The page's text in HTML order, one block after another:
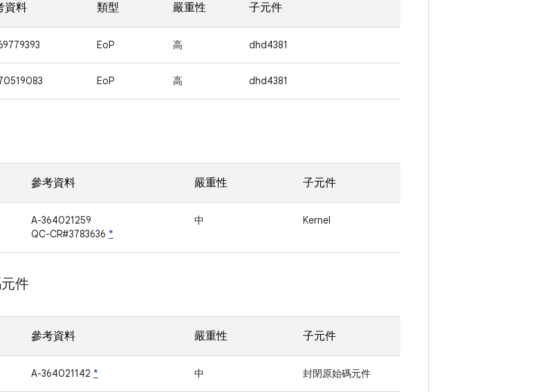
資料 類型 嚴重性 子元件
EoP 高 dhd4381
EoP 高 dhd4381
參考資料 嚴重性 子元件
A-364021259
QC-CR#3783636 *
中 Kernel
件
參考資料 嚴重性 子元件
A-364021142 * 中 封閉原始碼元件